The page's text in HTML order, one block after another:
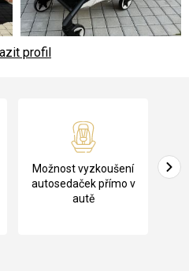
profil
Možnost vyzkoušení
autosedaček přímo v
autě